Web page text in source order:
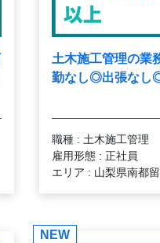
土木施工管理の業
勤なし◎出張なし
職種 : 土木施工管理
雇用形態 : 正社員
エリア : 山梨県南都
NEW